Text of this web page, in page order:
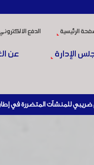
الرئيسية الدفع
الإدارة عن